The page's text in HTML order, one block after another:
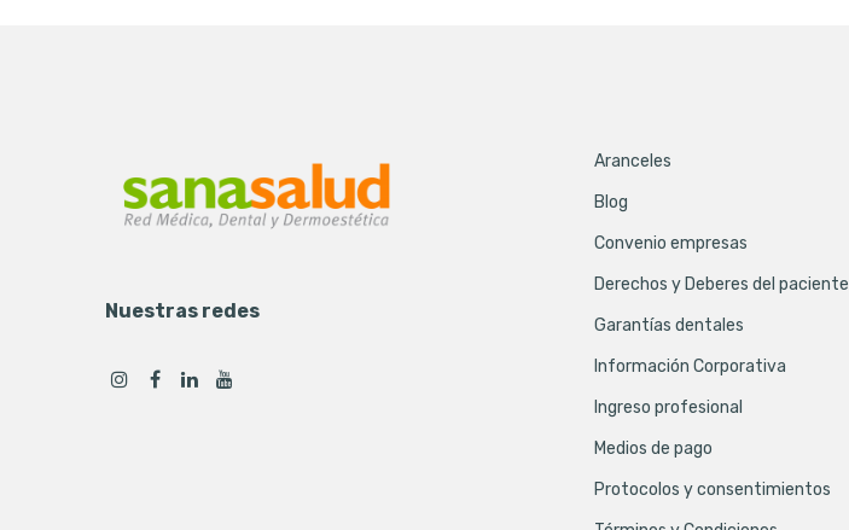
Nuestras redes
Aranceles
Blog
Convenio empresas
Derechos y Deberes del paciente
Garantías dentales
Información Corporativa
Ingreso profesional
Medios de pago
Protocolos y consentimientos